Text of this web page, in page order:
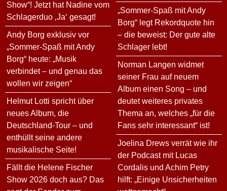
Show“! Jetzt hat Nadine vom
Schlagerduo ‚Ja‘ gesagt!
Andy Borg exklusiv vor
„Sommer-Spaß mit Andy
Borg“ heute: „Musik
verbindet – und genau das
wollen wir zeigen“
Helmut Lotti spricht über
neues Album, die
Deutschland-Tour – und
enthüllt seine andere
musikalische Seite!
Fällt die Helene Fischer
Show 2026 doch aus? Das
„Sommer-Spaß mit Andy
Borg“ legt Rekordquote hin
– die beweist: Der gute alte
Schlager lebt!
Norman Langen widmet
seiner Frau auf neuem
Album einen Song – und
deutet weiteres privates
Thema an, welches „für die
Fans sehr interessant“ ist!
Joelina Drews verrät wie ihr
der Podcast mit Lucas
Cordalis und Achim Petry
hilft: „Einige Unsicherheiten